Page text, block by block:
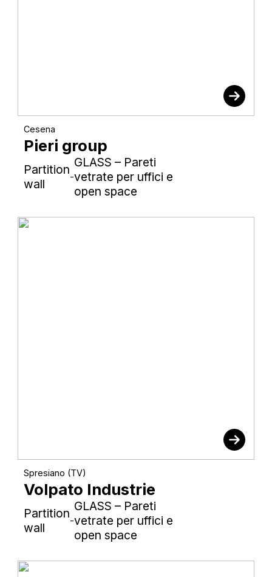
Cesena
Pieri group
Partition
wall
-
GLASS – Pareti
vetrate per uffici e
open space
Spresiano (TV)
Volpato Industrie
Partition
wall
-
GLASS – Pareti
vetrate per uffici e
open space